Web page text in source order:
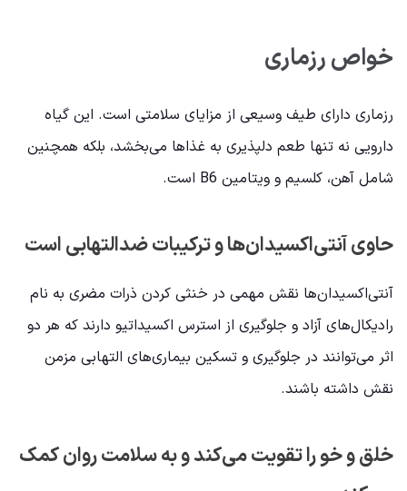
خواص رزماری
رزماری دارای طیف وسیعی از مزایای سلامتی است. این گیاه
دارویی نه تنها طعم دلپذیری به غذاها می‌بخشد، بلکه همچنین
شامل آهن، کلسیم و ویتامین B6 است.
حاوی آنتی‌اکسیدان‌ها و ترکیبات ضدالتهابی است
آنتی‌اکسیدان‌ها نقش مهمی در خنثی کردن ذرات مضری به نام
رادیکال‌های آزاد و جلوگیری از استرس اکسیداتیو دارند که هر دو
اثر می‌توانند در جلوگیری و تسکین بیماری‌های التهابی مزمن
نقش داشته باشند.
خلق و خو را تقویت می‌کند و به سلامت روان کمک